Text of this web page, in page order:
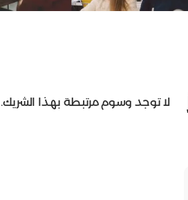
لا توجد وسوم مرتبطة بهذا الشريك.